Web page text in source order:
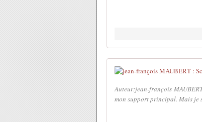
Auteur:jean-françois
mon support principal. Mais je